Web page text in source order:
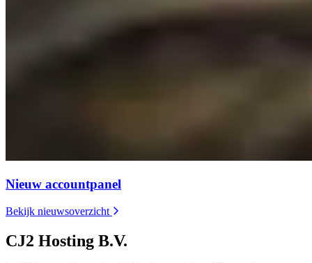
Nieuw accountpanel
Bekijk nieuwsoverzicht
CJ2 Hosting B.V.